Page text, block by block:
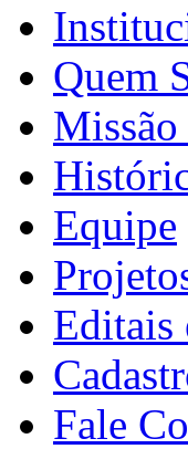
Quem
Missão
Equipe
Editais
Fale